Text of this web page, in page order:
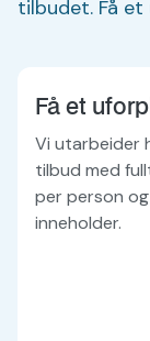
tilbudet. Få
Få et
Vi utarbeider
tilbud med
per person
inneholder.